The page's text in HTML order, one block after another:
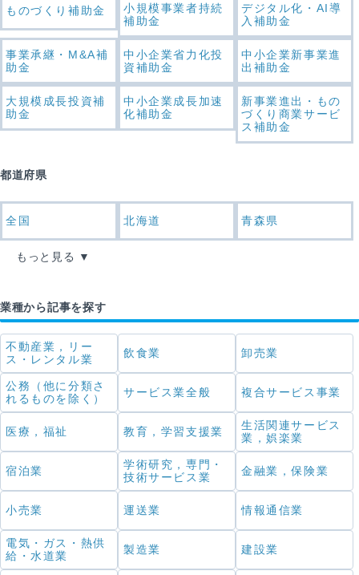
ものづくり補助金
小規模事業者持続
補助金
デジタル化・AI導
入補助金
事業承継・M&A補
助金
中小企業省力化投
資補助金
中小企業新事業進
出補助金
大規模成長投資補
助金
中小企業成長加速
化補助金
新事業進出・もの
づくり商業サービ
ス補助金
都道府県
全国 北海道 青森県
もっと見る
業種から記事を探す
不動産業，リー
ス・レンタル業
飲食業 卸売業
公務（他に分類さ
れるものを除く）
サービス業全般 複合サービス事業
医療，福祉 教育，学習支援業
生活関連サービス
業，娯楽業
宿泊業
学術研究，専門・
技術サービス業
金融業，保険業
小売業 運送業 情報通信業
電気・ガス・熱供
給・水道業
製造業 建設業